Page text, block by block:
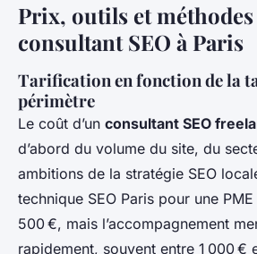
Prix, outils et
consultant SEO à Paris
Tarification en fonction de la
périmètre
Le coût d’un consultant SEO
d’abord du volume du site, du
ambitions de la stratégie SEO
technique SEO Paris pour une
500 €, mais l’accompagnement
rapidement, souvent entre 1 000 €